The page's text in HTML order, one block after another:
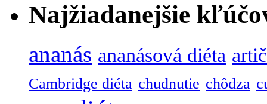
Najžiadanejšie
ananás ananásová diéta
Cambridge diéta chudnutie chôdza